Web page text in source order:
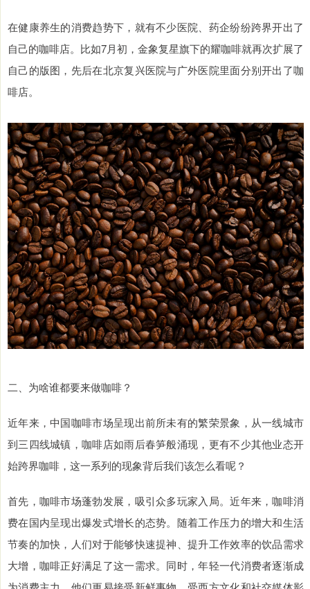
在健康养生的消费趋势下，就有不少医院、药企纷纷跨界开出了
自己的咖啡店。比如7月初，金象复星旗下的耀咖啡就再次扩展了
自己的版图，先后在北京复兴医院与广外医院里面分别开出了咖
啡店。
二、为啥谁都要来做咖啡？
近年来，中国咖啡市场呈现出前所未有的繁荣景象，从一线城市
到三四线城镇，咖啡店如雨后春笋般涌现，更有不少其他业态开
始跨界咖啡，这一系列的现象背后我们该怎么看呢？
首先，咖啡市场蓬勃发展，吸引众多玩家入局。近年来，咖啡消
费在国内呈现出爆发式增长的态势。随着工作压力的增大和生活
节奏的加快，人们对于能够快速提神、提升工作效率的饮品需求
大增，咖啡正好满足了这一需求。同时，年轻一代消费者逐渐成